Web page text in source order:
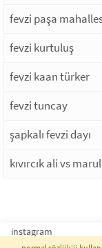
fevzi paşa
fevzi kurtuluş
fevzi kaan türker
fevzi tuncay
şapkalı fevzi dayı
kıvırcık ali vs
instagram